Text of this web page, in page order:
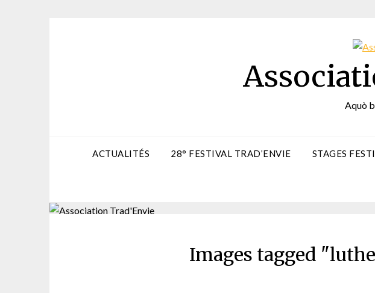
Aquò
ACTUALITÉS 28° FESTIVAL TRAD’ENVIE STAGES
Images tagged